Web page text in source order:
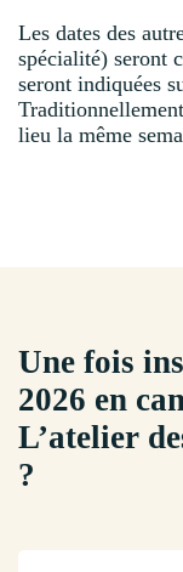
Les dates des
spécialité) seront
seront indiquées
lieu la même
Une fois
2026 en
L’atelier
?